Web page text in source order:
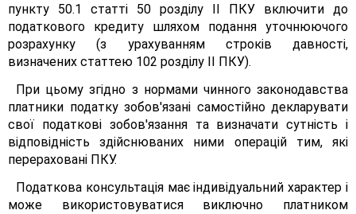
пункту 50.1 статті 50 розділу II ПКУ включити до
податкового кредиту шляхом подання уточнюючого
розрахунку (з урахуванням строків давності,
визначених статтею 102 розділу II ПКУ).
При цьому згідно з нормами чинного законодавства
платники податку зобов'язані самостійно декларувати
свої податкові зобов'язання та визначати сутність і
відповідність здійснюваних ними операцій тим, які
перераховані ПКУ.
Податкова консультація має індивідуальний характер і
може використовуватися виключно платником